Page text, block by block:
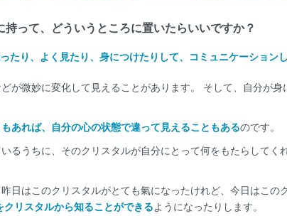
って、どういうところに置いたらいいですか？
たり、よく見たり、身につけたりして、コミュニケーション
が微妙に変化して見えることがあります。 そして、自分が
あれば、自分の心の状態で違って見えることもあるのです。
るうちに、そのクリスタルが自分にとって何をもたらして
日はこのクリスタルがとても氣になったけれど、今日はこ
クリスタルから知ることができるようになったりします。